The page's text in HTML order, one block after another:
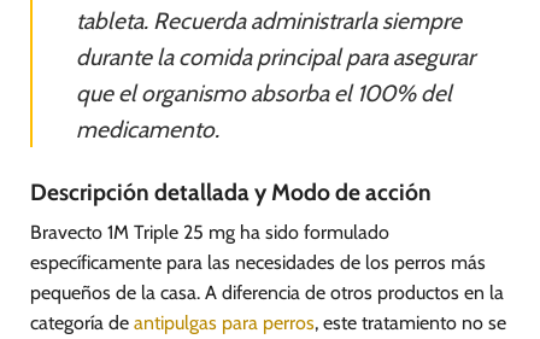
tableta. Recuerda administrarla siempre
durante la comida principal para asegurar
que el organismo absorba el 100% del
medicamento.
Descripción detallada y Modo de acción
Bravecto 1M Triple 25 mg ha sido formulado
específicamente para las necesidades de los perros más
pequeños de la casa. A diferencia de otros productos en la
categoría de antipulgas para perros, este tratamiento no se